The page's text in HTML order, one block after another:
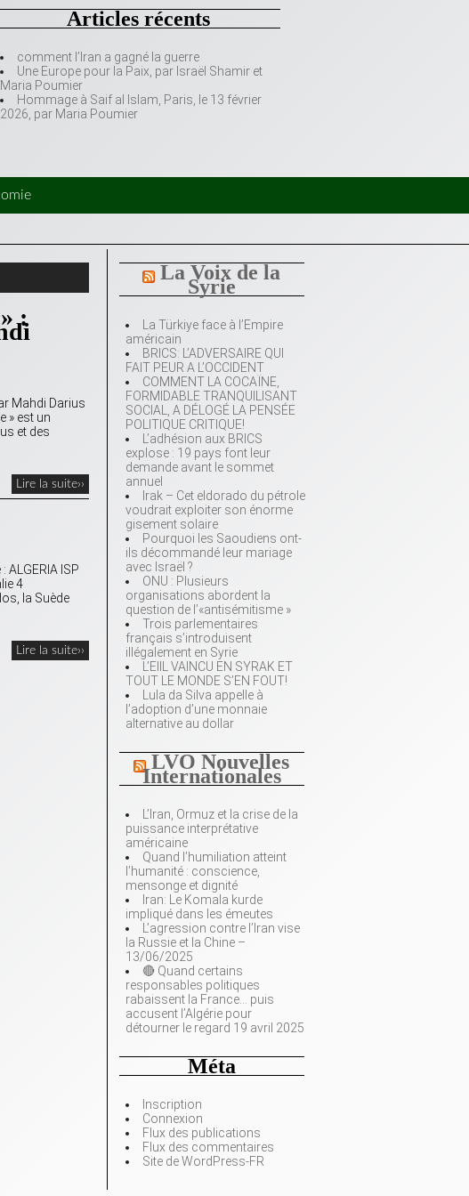
Articles récents
comment l’Iran a gagné la guerre
Une Europe pour la Paix, par Israël Shamir et
Maria Poumier
Hommage à Saif al Islam, Paris, le 13 février
2026, par Maria Poumier
La Voix de la
Syrie
La Türkiye face à l’Empire
américain
BRICS: L’ADVERSAIRE QUI
FAIT PEUR A L’OCCIDENT
COMMENT LA COCAÏNE,
FORMIDABLE TRANQUILISANT
SOCIAL, A DÉLOGÉ LA PENSÉE
POLITIQUE CRITIQUE!
L’adhésion aux BRICS
explose : 19 pays font leur
demande avant le sommet
annuel
Irak – Cet eldorado du pétrole
voudrait exploiter son énorme
gisement solaire
Pourquoi les Saoudiens ont-
ils décommandé leur mariage
avec Israël ?
ONU : Plusieurs
organisations abordent la
question de l’«antisémitisme »
Trois parlementaires
français s’introduisent
illégalement en Syrie
L’EIIL VAINCU EN SYRAK ET
TOUT LE MONDE S’EN FOUT!
Lula da Silva appelle à
l’adoption d’une monnaie
alternative au dollar
LVO Nouvelles
Internationales
L’Iran, Ormuz et la crise de la
puissance interprétative
américaine
Quand l’humiliation atteint
l’humanité : conscience,
mensonge et dignité
Iran: Le Komala kurde
impliqué dans les émeutes
L’agression contre l’Iran vise
la Russie et la Chine –
13/06/2025
🔴 Quand certains
responsables politiques
rabaissent la France… puis
accusent l’Algérie pour
détourner le regard 19 avril 2025
Méta
Inscription
Connexion
Flux des publications
Flux des commentaires
Site de WordPress-FR
:
Mahdi Darius
» est un
et des
Lire la suite››
ISP
4
la Suède
Lire la suite››